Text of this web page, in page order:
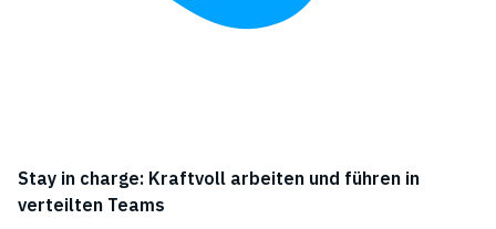
Stay in charge: Kraftvoll arbeiten und führen in
verteilten Teams